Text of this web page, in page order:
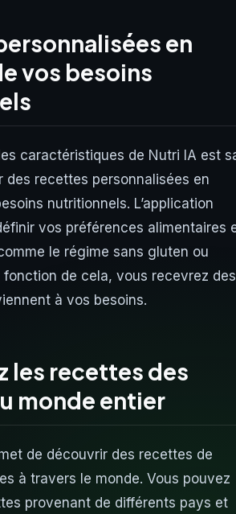
en
vos besoins
caractéristiques de Nutri IA est
des recettes personnalisées en
nutritionnels. L’application
vos préférences alimentaires
le régime sans gluten ou
de cela, vous recevrez des
à vos besoins.
les recettes des
monde entier
de découvrir des recettes de
à travers le monde. Vous pouvez
provenant de différents pays et